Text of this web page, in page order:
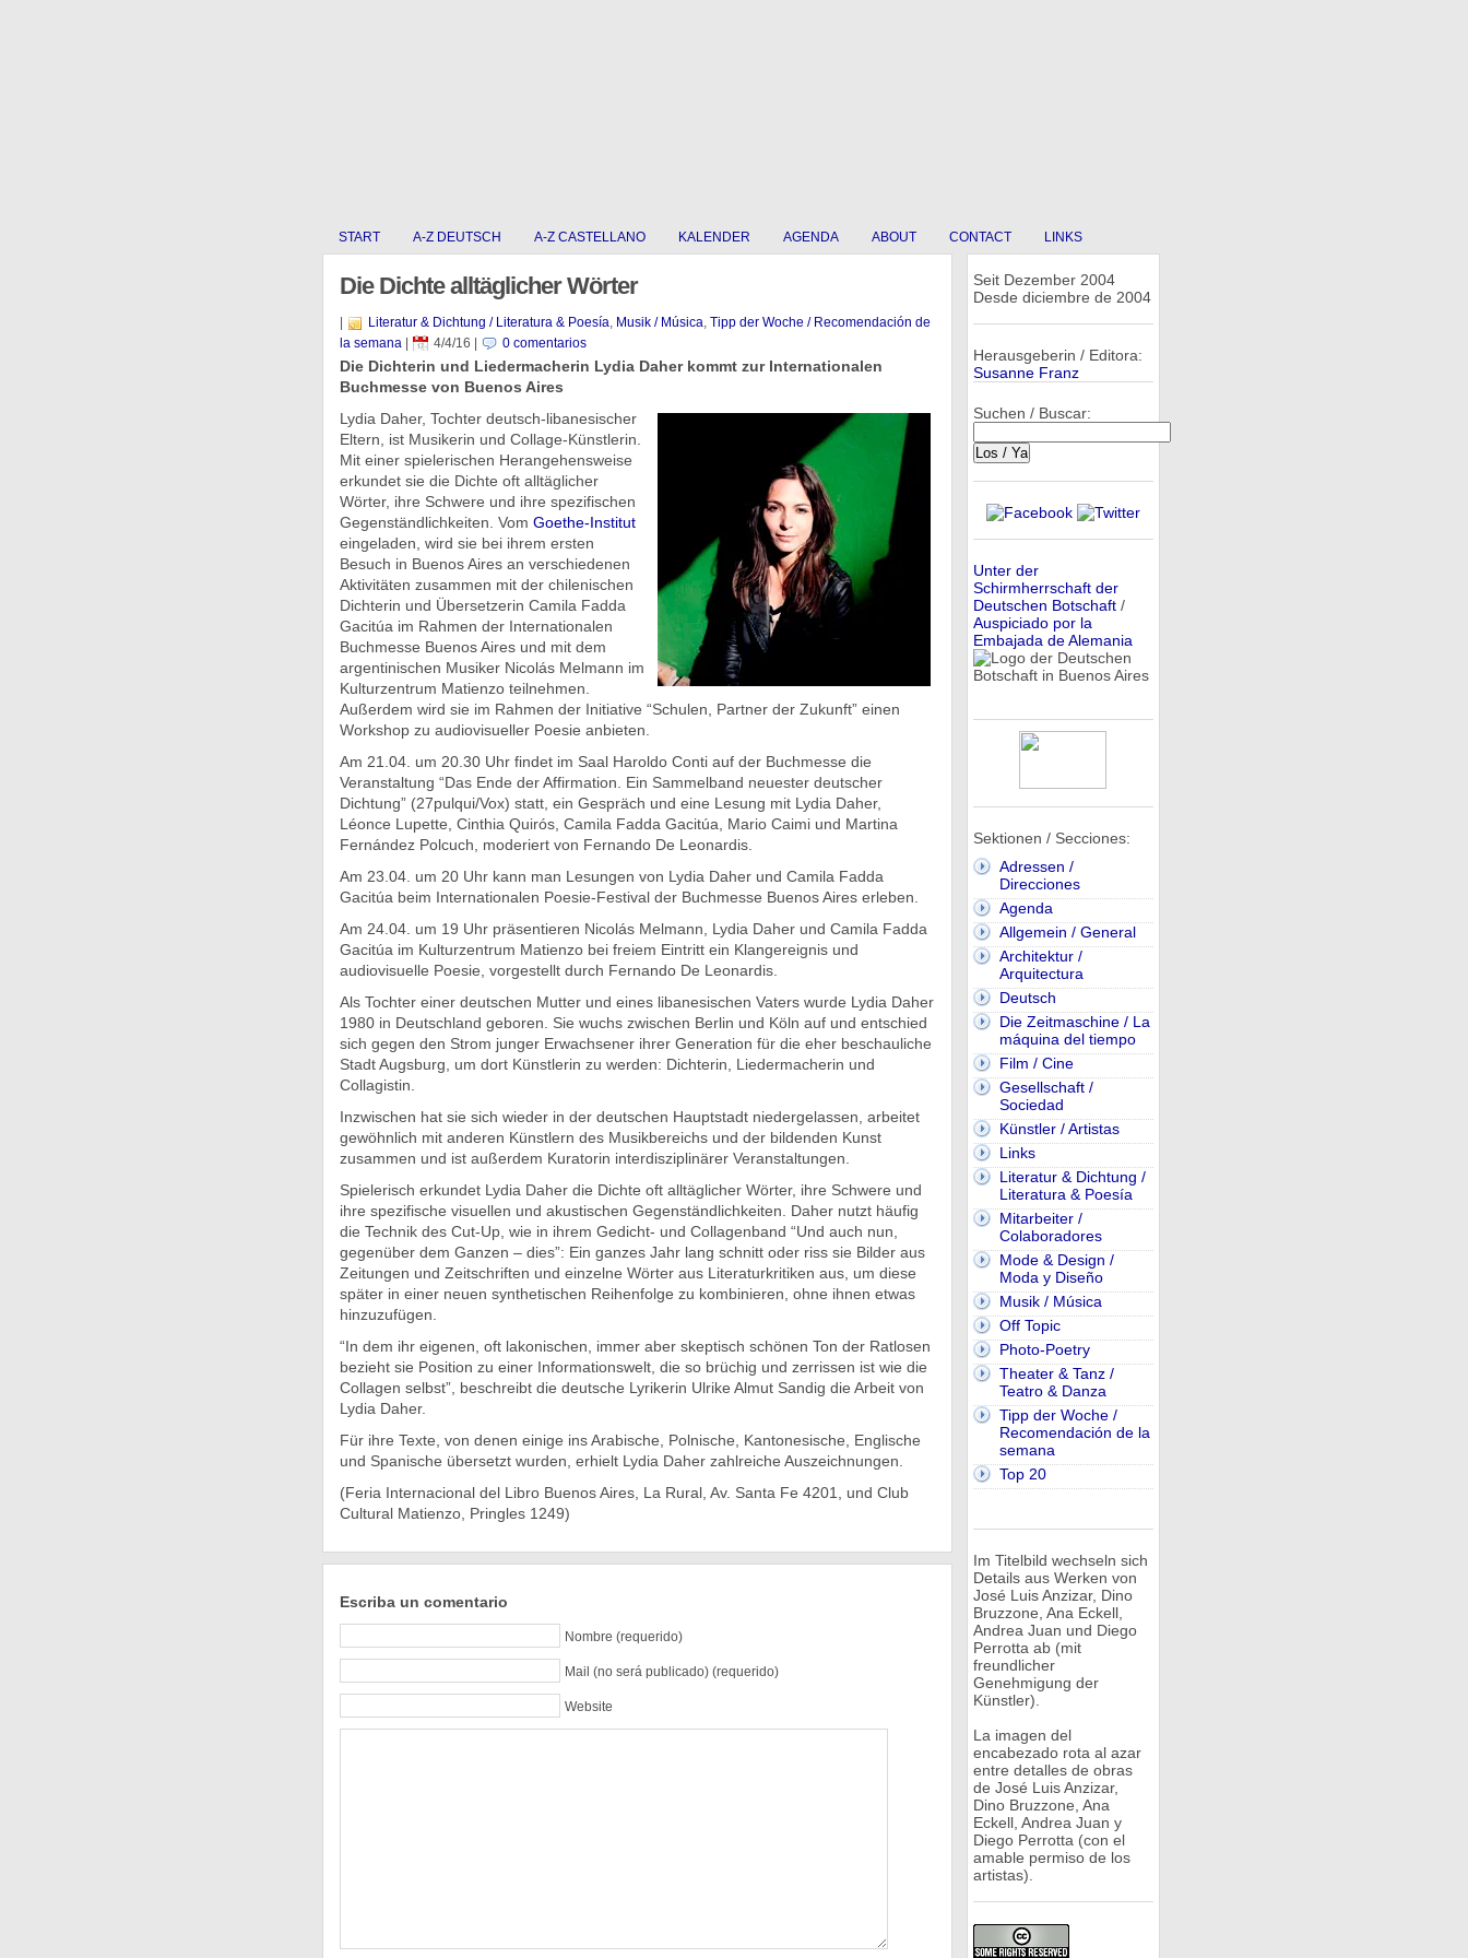
START A-Z DEUTSCH A-Z CASTELLANO KALENDER AGENDA ABOUT CONTACT LINKS
Die Dichte alltäglicher Wörter
Literatur & Dichtung / Literatura & Poesía, Musik / Música, Tipp der Woche / Recomendación de
la semana| 4/4/16 0 comentarios
Die Dichterin und Liedermacherin Lydia Daher kommt zur Internationalen
Buchmesse von Buenos Aires
Lydia Daher, Tochter deutsch-libanesischer
Eltern, ist Musikerin und Collage-Künstlerin.
Mit einer spielerischen Herangehensweise
erkundet sie die Dichte oft alltäglicher
Wörter, ihre Schwere und ihre spezifischen
Gegenständlichkeiten. Vom Goethe-Institut
eingeladen, wird sie bei ihrem ersten
Besuch in Buenos Aires an verschiedenen
Aktivitäten zusammen mit der chilenischen
Dichterin und Übersetzerin Camila Fadda
Gacitúa im Rahmen der Internationalen
Buchmesse Buenos Aires und mit dem
argentinischen Musiker Nicolás Melmann im
Kulturzentrum Matienzo teilnehmen.
Außerdem wird sie im Rahmen der Initiative “Schulen, Partner der Zukunft” einen
Workshop zu audiovisueller Poesie anbieten.
Am 21.04. um 20.30 Uhr findet im Saal Haroldo Conti auf der Buchmesse die
Veranstaltung “Das Ende der Affirmation. Ein Sammelband neuester deutscher
Dichtung” (27pulqui/Vox) statt, ein Gespräch und eine Lesung mit Lydia Daher,
Léonce Lupette, Cinthia Quirós, Camila Fadda Gacitúa, Mario Caimi und Martina
Fernández Polcuch, moderiert von Fernando De Leonardis.
Am 23.04. um 20 Uhr kann man Lesungen von Lydia Daher und Camila Fadda
Gacitúa beim Internationalen Poesie-Festival der Buchmesse Buenos Aires erleben.
Am 24.04. um 19 Uhr präsentieren Nicolás Melmann, Lydia Daher und Camila Fadda
Gacitúa im Kulturzentrum Matienzo bei freiem Eintritt ein Klangereignis und
audiovisuelle Poesie, vorgestellt durch Fernando De Leonardis.
Als Tochter einer deutschen Mutter und eines libanesischen Vaters wurde Lydia Daher
1980 in Deutschland geboren. Sie wuchs zwischen Berlin und Köln auf und entschied
sich gegen den Strom junger Erwachsener ihrer Generation für die eher beschauliche
Stadt Augsburg, um dort Künstlerin zu werden: Dichterin, Liedermacherin und
Collagistin.
Inzwischen hat sie sich wieder in der deutschen Hauptstadt niedergelassen, arbeitet
gewöhnlich mit anderen Künstlern des Musikbereichs und der bildenden Kunst
zusammen und ist außerdem Kuratorin interdisziplinärer Veranstaltungen.
Spielerisch erkundet Lydia Daher die Dichte oft alltäglicher Wörter, ihre Schwere und
ihre spezifische visuellen und akustischen Gegenständlichkeiten. Daher nutzt häufig
die Technik des Cut-Up, wie in ihrem Gedicht- und Collagenband “Und auch nun,
gegenüber dem Ganzen – dies”: Ein ganzes Jahr lang schnitt oder riss sie Bilder aus
Zeitungen und Zeitschriften und einzelne Wörter aus Literaturkritiken aus, um diese
später in einer neuen synthetischen Reihenfolge zu kombinieren, ohne ihnen etwas
hinzuzufügen.
“In dem ihr eigenen, oft lakonischen, immer aber skeptisch schönen Ton der Ratlosen
bezieht sie Position zu einer Informationswelt, die so brüchig und zerrissen ist wie die
Collagen selbst”, beschreibt die deutsche Lyrikerin Ulrike Almut Sandig die Arbeit von
Lydia Daher.
Für ihre Texte, von denen einige ins Arabische, Polnische, Kantonesische, Englische
und Spanische übersetzt wurden, erhielt Lydia Daher zahlreiche Auszeichnungen.
(Feria Internacional del Libro Buenos Aires, La Rural, Av. Santa Fe 4201, und Club
Cultural Matienzo, Pringles 1249)
Escriba un comentario
Nombre (requerido)
Mail (no será publicado) (requerido)
Website
Seit Dezember 2004
Desde diciembre de 2004
Herausgeberin / Editora:
Susanne Franz
Suchen / Buscar:
Unter der
Schirmherrschaft der
Deutschen Botschaft/
Auspiciado por la
Embajada de Alemania
Sektionen / Secciones:
Adressen /
Direcciones
Agenda
Allgemein / General
Architektur /
Arquitectura
Deutsch
Die Zeitmaschine / La
máquina del tiempo
Film / Cine
Gesellschaft /
Sociedad
Künstler / Artistas
Links
Literatur & Dichtung /
Literatura & Poesía
Mitarbeiter /
Colaboradores
Mode & Design /
Moda y Diseño
Musik / Música
Off Topic
Photo-Poetry
Theater & Tanz /
Teatro & Danza
Tipp der Woche /
Recomendación de la
semana
Top 20
Im Titelbild wechseln sich
Details aus Werken von
José Luis Anzizar, Dino
Bruzzone, Ana Eckell,
Andrea Juan und Diego
Perrotta ab (mit
freundlicher
Genehmigung der
Künstler).
La imagen del
encabezado rota al azar
entre detalles de obras
de José Luis Anzizar,
Dino Bruzzone, Ana
Eckell, Andrea Juan y
Diego Perrotta (con el
amable permiso de los
artistas).